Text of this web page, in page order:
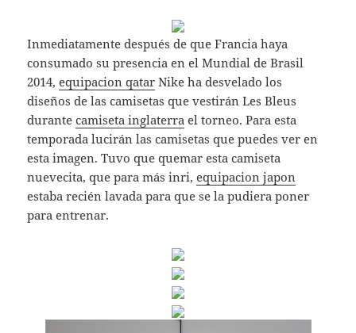
Inmediatamente después de que Francia haya
consumado su presencia en el Mundial de Brasil
2014,equipacion qatar Nike ha desvelado los
diseños de las camisetas que vestirán Les Bleus
durantecamiseta inglaterra el torneo. Para esta
temporada lucirán las camisetas que puedes ver en
esta imagen. Tuvo que quemar esta camiseta
nuevecita, que para más inri,equipacion japon
estaba recién lavada para que se la pudiera poner
para entrenar.